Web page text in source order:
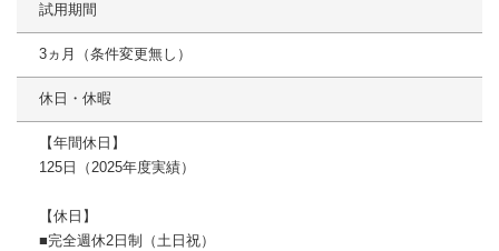
試用期間
3ヵ月（条件変更無し）
休日・休暇
【年間休日】
125日（2025年度実績）
【休日】
■完全週休2日制（土日祝）